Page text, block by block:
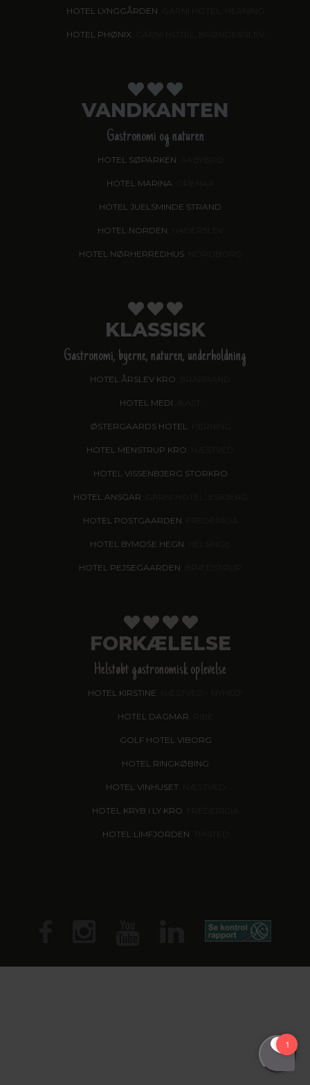
HOTEL LYNGGÅRDEN
HOTEL PHØNIX
VANDKANTEN
Gastronomi og naturen
HOTEL SØPARKEN
HOTEL MARINA
HOTEL JUELSMINDE STRAND
HOTEL NORDEN
HOTEL NØRHERREDHUS, NORDBORG
KLASSISK
Gastronomi, byerne, naturen, underholdning
HOTEL ÅRSLEV KRO
HOTEL MEDI
ØSTERGAARDS HOTEL, HERNING
HOTEL MENSTRUP KRO
HOTEL VISSENBJERG STORKRO
HOTEL ANSGAR
HOTEL POSTGAARDEN
HOTEL BYMOSE HEGN
HOTEL PEJSEGAARDEN
FORKÆLELSE
Helstøbt gastronomisk oplevelse
HOTEL KIRSTINE
HOTEL DAGMAR
GOLF HOTEL VIBORG
HOTEL RINGKØBING
HOTEL VINHUSET, NÆSTVED
HOTEL KRYB I LY KRO
HOTEL LIMFJORDEN